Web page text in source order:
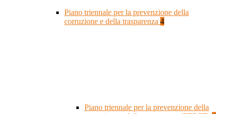
Piano triennale per la prevenzione della
corruzione e della trasparenza 4
Piano triennale per la prevenzione della